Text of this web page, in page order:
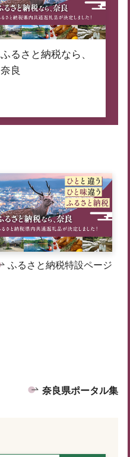
ふるさと納税なら、
奈良
ふるさと納税特設ページ
奈良県ポータル集